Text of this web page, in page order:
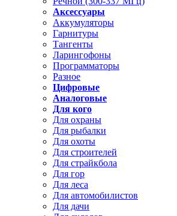
Аксессуары
Аккумуляторы
Гарнитуры
Тангенты
Ларингофоны
Программаторы
Разное
Цифровые
Аналоговые
Для кого
Для охраны
Для рыбалки
Для охоты
Для строителей
Для страйкбола
Для гор
Для леса
Для автомобилистов
Для дачи